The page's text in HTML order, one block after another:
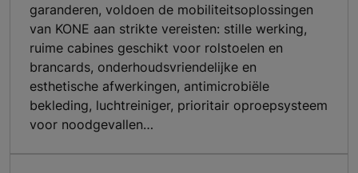
garanderen, voldoen de mobiliteitsoplossingen
van KONE aan strikte vereisten: stille werking,
ruime cabines geschikt voor rolstoelen en
brancards, onderhoudsvriendelijke en
esthetische afwerkingen, antimicrobiële
bekleding, luchtreiniger, prioritair oproepsysteem
voor noodgevallen…